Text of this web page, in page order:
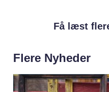
Få læst
Flere Nyheder